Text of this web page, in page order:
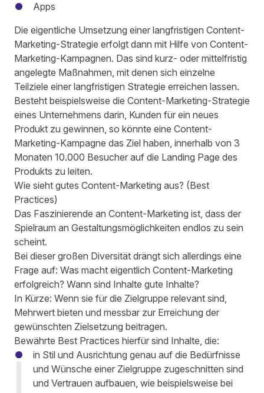
Apps
Die eigentliche Umsetzung einer langfristigen Content-
Marketing-Strategie erfolgt dann mit Hilfe von Content-
Marketing-Kampagnen. Das sind kurz- oder mittelfristig
angelegte Maßnahmen, mit denen sich einzelne
Teilziele einer langfristigen Strategie erreichen lassen.
Besteht beispielsweise die Content-Marketing-Strategie
eines Unternehmens darin, Kunden für ein neues
Produkt zu gewinnen, so könnte eine Content-
Marketing-Kampagne das Ziel haben, innerhalb von 3
Monaten 10.000 Besucher auf die Landing Page des
Produkts zu leiten.
Wie sieht gutes Content-Marketing aus? (Best
Practices)
Das Faszinierende an Content-Marketing ist, dass der
Spielraum an Gestaltungsmöglichkeiten endlos zu sein
scheint.
Bei dieser großen Diversität drängt sich allerdings eine
Frage auf: Was macht eigentlich Content-Marketing
erfolgreich? Wann sind Inhalte gute Inhalte?
In Kürze: Wenn sie für die Zielgruppe relevant sind,
Mehrwert bieten und messbar zur Erreichung der
gewünschten Zielsetzung beitragen.
Bewährte Best Practices hierfür sind Inhalte, die:
in Stil und Ausrichtung genau auf die Bedürfnisse
und Wünsche einer Zielgruppe zugeschnitten sind
und Vertrauen aufbauen, wie beispielsweise bei